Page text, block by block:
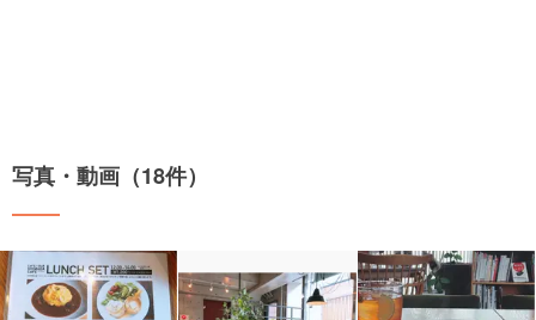
写真・動画（18件）